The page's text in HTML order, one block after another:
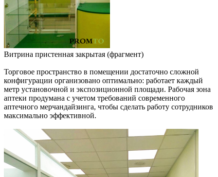
Витрина пристенная закрытая (фрагмент)
Торговое пространство в помещении достаточно сложной
конфигурации организовано оптимально: работает каждый
метр установочной и экспозиционной площади. Рабочая зона
аптеки продумана с учетом требований современного
аптечного мерчандайзинга, чтобы сделать работу сотрудников
максимально эффективной.